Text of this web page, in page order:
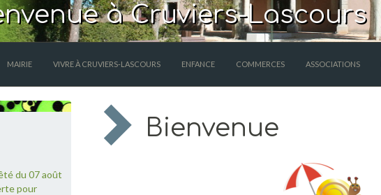
à Cruviers-Lascours
MAIRIE VIVRE À CRUVIERS-LASCOURS ENFANCE COMMERCES ASSOCIATIONS
Bienvenue
du 07 août
pour